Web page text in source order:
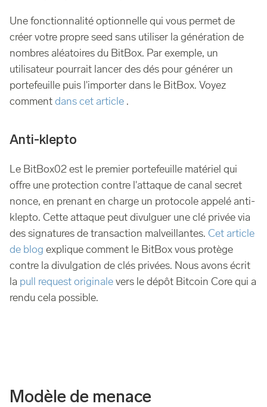
Une fonctionnalité optionnelle qui vous permet de
créer votre propre seed sans utiliser la génération de
nombres aléatoires du BitBox. Par exemple, un
utilisateur pourrait lancer des dés pour générer un
portefeuille puis l'importer dans le BitBox. Voyez
commentdans cet article .
Anti-klepto
Le BitBox02 est le premier portefeuille matériel qui
offre une protection contre l'attaque de canal secret
nonce, en prenant en charge un protocole appelé anti-
klepto. Cette attaque peut divulguer une clé privée via
des signatures de transaction malveillantes. Cet article
de blog explique comment le BitBox vous protège
contre la divulgation de clés privées. Nous avons écrit
la pull request originalevers le dépôt Bitcoin Core qui a
rendu cela possible.
Modèle de menace